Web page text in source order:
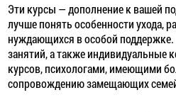
Эти курсы — дополнение к вашей
лучше понять особенности ухода,
нуждающихся в особой
занятий, а также индивидуальные
курсов, психологами, имеющими
сопровождению замещающих